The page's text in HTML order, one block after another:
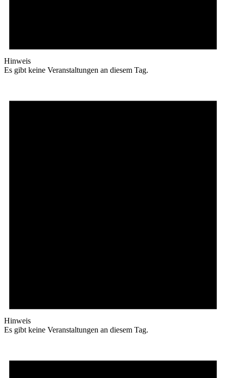
Hinweis
Es gibt keine Veranstaltungen an diesem Tag.
Hinweis
Es gibt keine Veranstaltungen an diesem Tag.